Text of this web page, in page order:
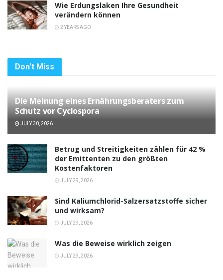
Wie Erdungslaken Ihre Gesundheit
verändern können
2 YEARS AGO
Don't Miss
Die Meinung eines Ernährungsberaters zum
Schutz vor Cyclospora
JULY 30, 2026
Betrug und Streitigkeiten zählen für 42 %
der Emittenten zu den größten
Kostenfaktoren
JULY 29, 2026
Sind Kaliumchlorid-Salzersatzstoffe sicher
und wirksam?
JULY 29, 2026
Was die Beweise wirklich zeigen
JULY 29, 2026